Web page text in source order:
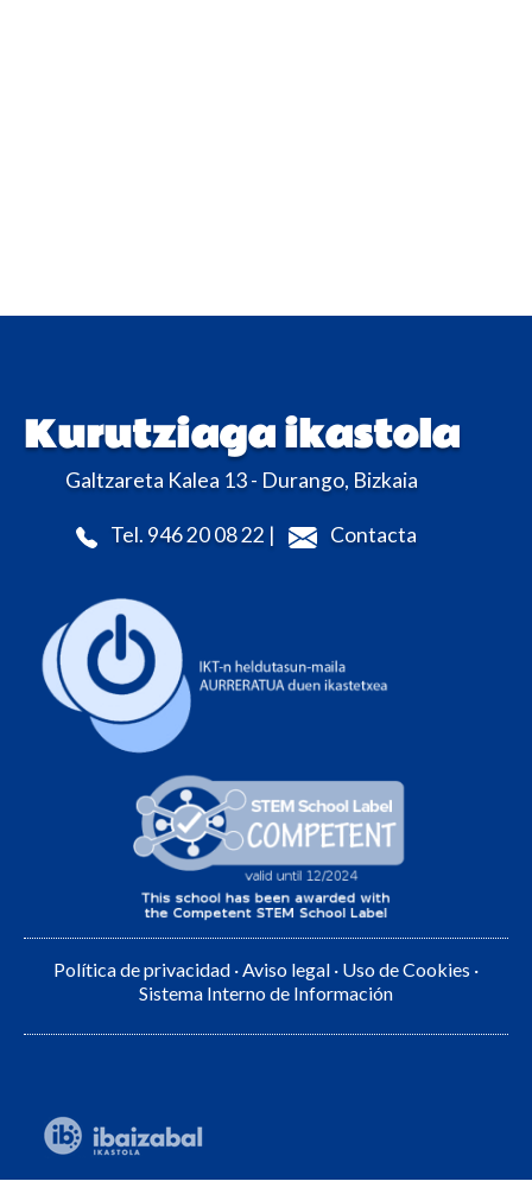
Kurutziaga ikastola
Galtzareta Kalea 13 - Durango, Bizkaia
Tel. 946 20 08 22 | Contacta
Política de privacidad ·Aviso legal · Uso de Cookies ·
Sistema Interno de Información